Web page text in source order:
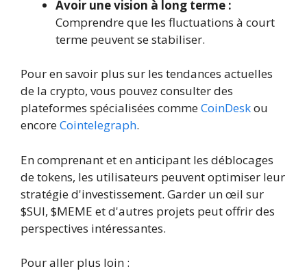
Avoir une vision à long terme :
Comprendre que les fluctuations à court
terme peuvent se stabiliser.
Pour en savoir plus sur les tendances actuelles
de la crypto, vous pouvez consulter des
plateformes spécialisées commeCoinDeskou
encoreCointelegraph.
En comprenant et en anticipant les déblocages
de tokens, les utilisateurs peuvent optimiser leur
stratégie d'investissement. Garder un œil sur
$SUI, $MEME et d'autres projets peut offrir des
perspectives intéressantes.
Pour aller plus loin :